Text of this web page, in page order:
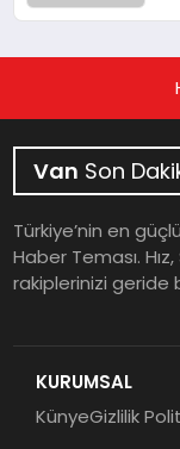
Van Son
Türkiye’nin en
Haber Teması.
rakiplerinizi geride
KURUMSAL
KünyeGizlilik